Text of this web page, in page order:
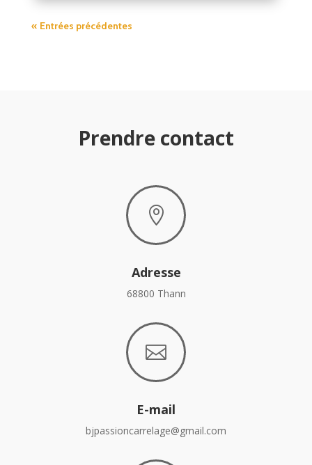
« Entrées précédentes
Prendre contact

Adresse
68800 Thann

E-mail
bjpassioncarrelage@gmail.com